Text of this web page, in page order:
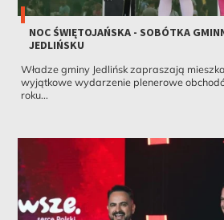
NOC ŚWIĘTOJAŃSKA - SOBÓTKA
JEDLIŃSKU
Władze gminy Jedlińsk zapraszają
wyjątkowe wydarzenie plenerowe
roku...